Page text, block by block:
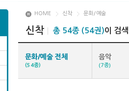
HOME 신착 문화/예술
신착 총 54종 (54권)이 검
문화/예술 전체
(54종)
음악
(7종)